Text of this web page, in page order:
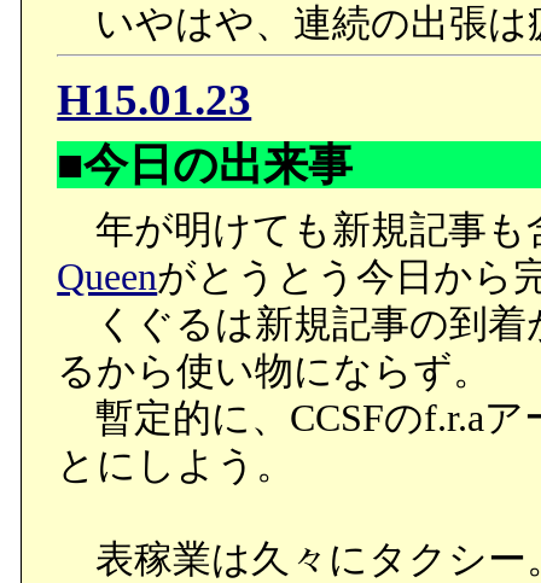
いやはや、連続の出張は
H15.01.23
■今日の出来事
年が明けても新規記事も
Queenがとうとう今日から
くぐるは新規記事の到着
るから使い物にならず。
暫定的に、CCSFのf.r.a
とにしよう。
表稼業は久々にタクシー